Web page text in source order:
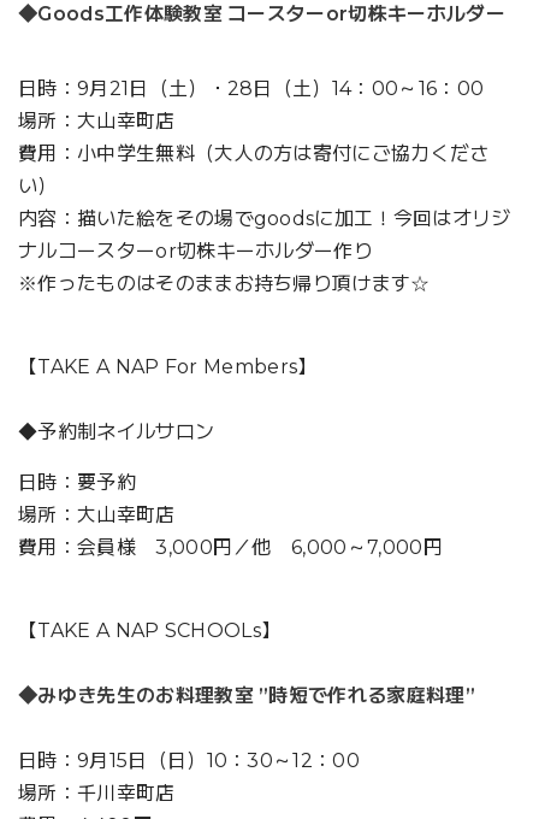
◆Goods工作体験教室 コースターor切株キーホルダー
日時：9月21日（土）・28日（土）14：00～16：00
場所：大山幸町店
費用：小中学生無料（大人の方は寄付にご協力くださ
い）
内容：描いた絵をその場でgoodsに加工！今回はオリジ
ナルコースターor切株キーホルダー作り
※作ったものはそのままお持ち帰り頂けます☆
【TAKE A NAP For Members】
◆予約制ネイルサロン
日時：要予約
場所：大山幸町店
費用：会員様 3,000円／他 6,000～7,000円
【TAKE A NAP SCHOOLs】
◆みゆき先生のお料理教室 ”時短で作れる家庭料理”
日時：9月15日（日）10：30～12：00
場所：千川幸町店